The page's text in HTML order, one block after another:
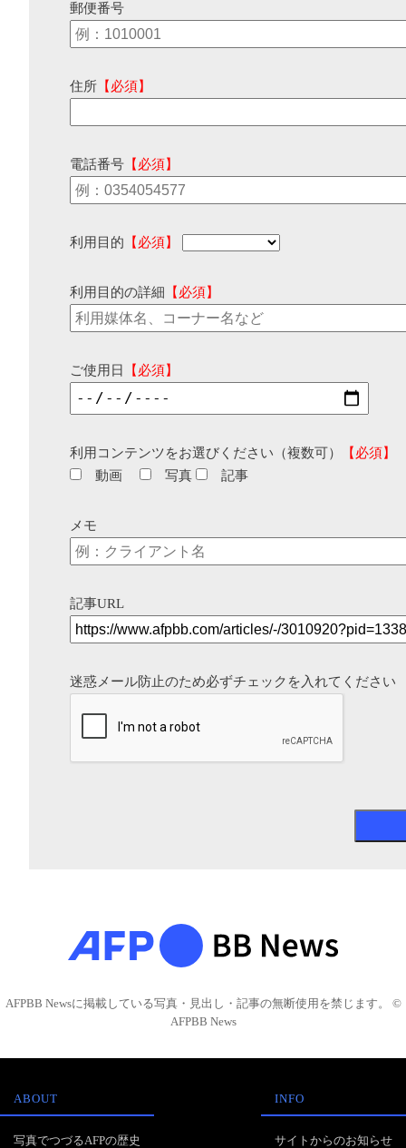
郵便番号
住所 【必須】
電話番号 【必須】
利用目的 【必須】
利用目的の詳細 【必須】
ご使用日 【必須】
利用コンテンツをお選びください（複数可）
【必須】
動画
写真 記事
メモ
記事URL
迷惑メール防止のため必ずチェックを入れてください
AFPBB Newsに掲載している写真・見出し・記事の無断使用を禁じます。 ©
AFPBB News
ABOUT
写真でつづるAFPの歴史
INFO
サイトからのお知らせ